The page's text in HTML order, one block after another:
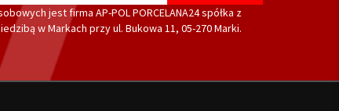
jest firma AP-POL PORCELANA24 spółka z
w Markach przy ul. Bukowa 11, 05-270 Marki.